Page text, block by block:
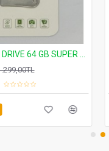
givecool-s608-rgb-laptop-sogutucu RGB LED 8 Fanlı Ayarlanabilir Stand